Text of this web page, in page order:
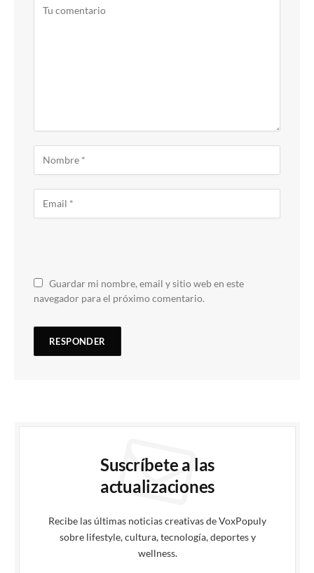
Guardar mi nombre, email y sitio web en este
navegador para el próximo comentario.
Suscríbete a las
actualizaciones
Recibe las últimas noticias creativas de VoxPopuly
sobre lifestyle, cultura, tecnología, deportes y
wellness.